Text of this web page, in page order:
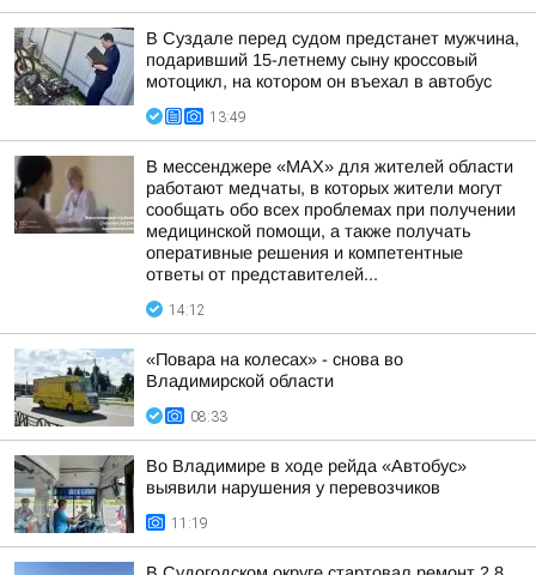
В Суздале перед судом предстанет мужчина,
подаривший 15-летнему сыну кроссовый
мотоцикл, на котором он въехал в автобус
13:49
В мессенджере «MAX» для жителей области
работают медчаты, в которых жители могут
сообщать обо всех проблемах при получении
медицинской помощи, а также получать
оперативные решения и компетентные
ответы от представителей...
14:12
«Повара на колесах» - снова во
Владимирской области
08:33
Во Владимире в ходе рейда «Автобус»
выявили нарушения у перевозчиков
11:19